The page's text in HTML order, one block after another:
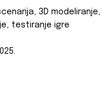
3D modeliranje,
testiranje igre